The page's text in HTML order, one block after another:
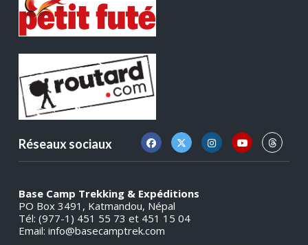
Réseaux sociaux
Base Camp Trekking & Expéditions
PO Box 3491, Katmandou, Népal
Tél: (977-1) 451 55 73 et 451 15 04
Email: info@basecamptrek.com